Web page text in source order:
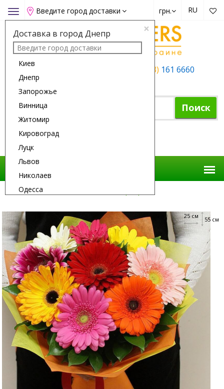
Toggle
navigation
Введите город доставки
×
Доставка в город Днепр
Киев
Днепр
Запорожье
Винница
Житомир
Кировоград
Луцк
Львов
Николаев
Одесса
Ровно
Сумы
Харьков
Херсон
RU
грн.
+38 (050) +38 (063) 161 6660
Поиск
Доставка Цветов
55 см
25 см